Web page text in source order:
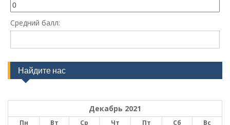
Средний балл:
Найдите нас
Декабрь 2021
Пн Вт Ср Чт Пт Сб
Вс